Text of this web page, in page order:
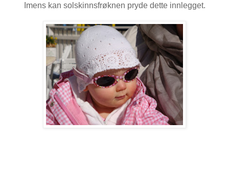
Imens kan solskinnsfrøknen pryde dette innlegget.